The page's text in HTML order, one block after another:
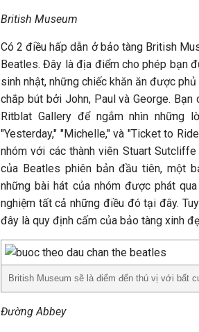
British Museum
Có 2 điều hấp dẫn ở bảo tàng British
Beatles. Đây là địa điểm cho phép bạn
sinh nhật, những chiếc khăn ăn được
chắp bút bởi John, Paul và George.
Ritblat Gallery để ngắm nhìn những
"Yesterday," "Michelle," và "Ticket to
nhóm với các thành viên Stuart
của Beatles phiên bản đầu tiên, một
những bài hát của nhóm được phát
nghiệm tất cả những điều đó tại đây.
đây là quy định cấm của bảo tàng xinh
British Museum sẽ là điểm đến thú vị với bất
Đường Abbey